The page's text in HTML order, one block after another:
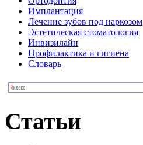
Имплантация
Лечение зубов под наркозом
Эстетическая стоматология
Инвизилайн
Профилактика и гигиена
Словарь
Статьи